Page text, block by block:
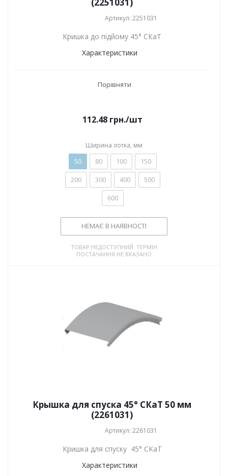
Артикул: 2251031
Кришка до підйому 45° СКаТ
Характеристики
Порівняти
112.48грн./шт
Ширина лотка, мм
50 80 100
150
200
300 400
500
600
НЕМАЄ В НАЯВНОСТІ
ТОВАР НЕДОСТУПНИЙ. ТЕРМІН
ПОСТАЧАННЯ НЕ ВКАЗАНО
Крышка для спуска 45° СКаТ 50 мм
(2261031)
Артикул: 2261031
Кришка для спуску 45° СКаТ
Характеристики